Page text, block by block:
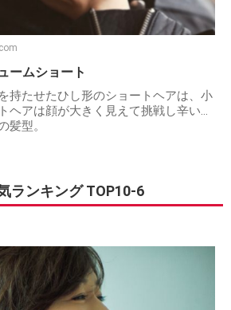
ームショート
持たせたひし形のショートヘアは、小
ヘアは顔が大きく見えて挑戦し辛い…
髪型。
ランキング TOP10-6